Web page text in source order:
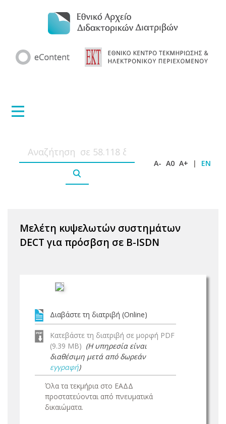
A- A0 A+ | EN
Μελέτη κυψελωτών συστημάτων
DECT για πρόσβση σε B-ISDN
Διαβάστε τη διατριβή (Online)
Κατεβάστε τη διατριβή σε μορφή PDF
(9.39 MB) (Η υπηρεσία είναι
διαθέσιμη μετά από δωρεάν
εγγραφή)
Όλα τα τεκμήρια στο ΕΑΔΔ
προστατεύονται από πνευματικά
δικαιώματα.